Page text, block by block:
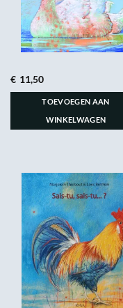
€ 11,50
TOEVOEGEN AAN
WINKELWAGEN